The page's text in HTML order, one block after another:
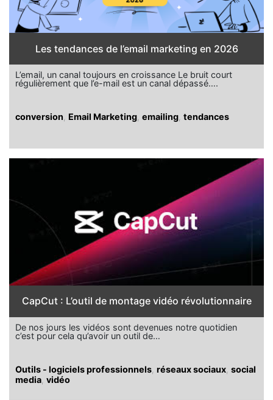
Les tendances de l’email marketing en 2026
L’email, un canal toujours en croissance Le bruit court
régulièrement que l’e-mail est un canal dépassé….
conversion Email Marketing emailing tendances
CapCut : L’outil de montage vidéo révolutionnaire
De nos jours les vidéos sont devenues notre quotidien
c’est pour cela qu’avoir un outil de…
Outils - logiciels professionnels réseaux sociaux social
media vidéo